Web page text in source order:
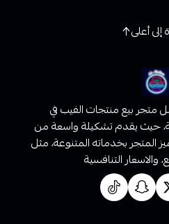
إلى أعلى
متجر بيع منتجات الفيب في
حيث يقدم تشكيلة واسعة من
المتجر بخدماته المتنوعة، مثل
والاسعار التنافسية